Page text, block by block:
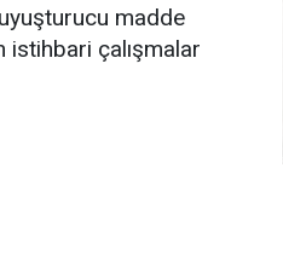
madde
istihbari çalışmalar